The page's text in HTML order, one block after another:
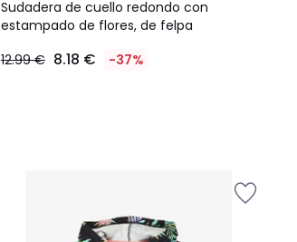
Sudadera de cuello redondo con
estampado de flores, de felpa
12.99 € 8.18 € -37%